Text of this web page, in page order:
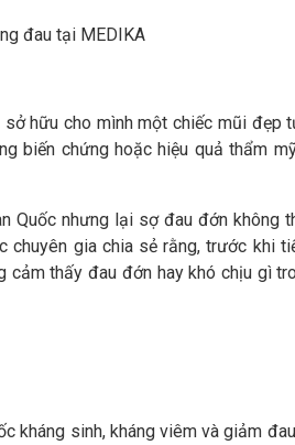
đau tại MEDIKA
hữu cho mình một chiếc mũi đẹp
biến chứng hoặc hiệu quả thẩm
Quốc nhưng lại sợ đau đớn không
chuyên gia chia sẻ rằng, trước khi
cảm thấy đau đớn hay khó chịu gì
kháng sinh, kháng viêm và giảm